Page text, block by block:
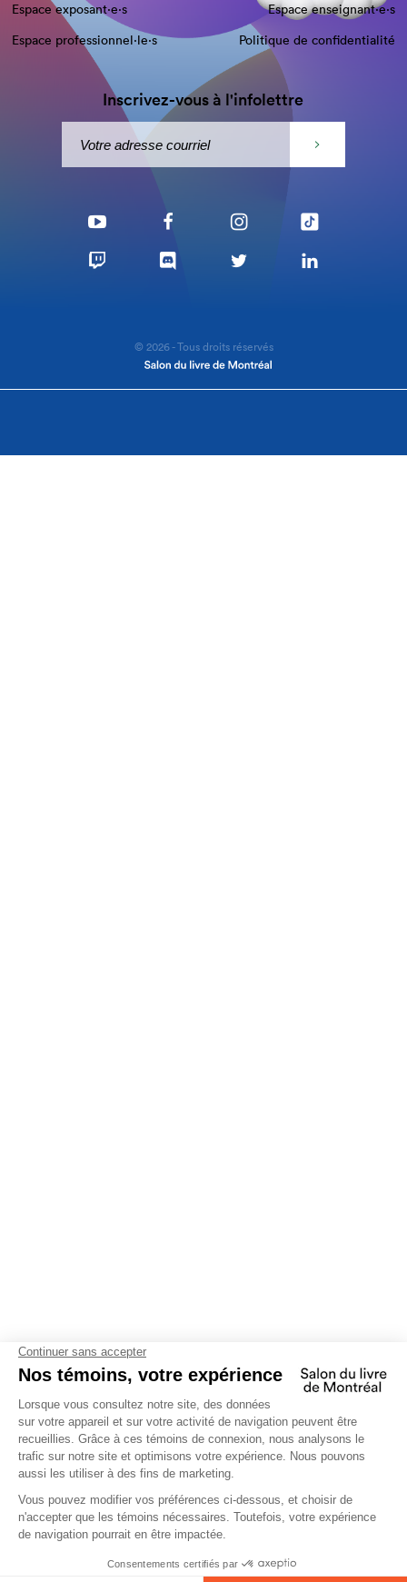
Espace exposant·e⋅s
Espace enseignant·e⋅s
Espace professionnel·le⋅s
Politique de confidentialité
Inscrivez-vous à l'infolettre
© 2026 - Tous droits réservés